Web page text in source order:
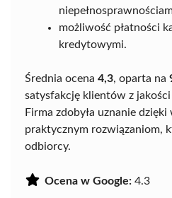
możliwość płatności
kredytowymi.
Średnia ocena 4,3, oparta na
satysfakcję klientów z jakości
Firma zdobyła uznanie
praktycznym rozwiązaniom,
odbiorcy.
Ocena w Google: 4.3